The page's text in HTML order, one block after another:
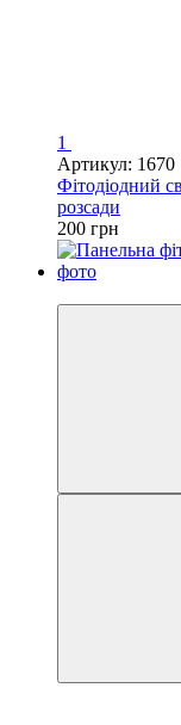
1
Артикул: 1670
Фітодіодний
розсади
200 грн